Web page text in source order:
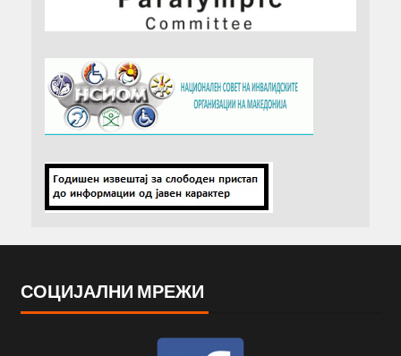
СОЦИЈАЛНИ МРЕЖИ